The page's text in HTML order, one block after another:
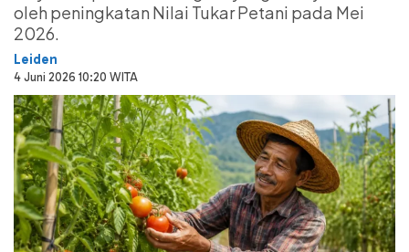
oleh peningkatan Nilai Tukar Petani pada Mei
2026.
Leiden
4 Juni 2026 10:20 WITA